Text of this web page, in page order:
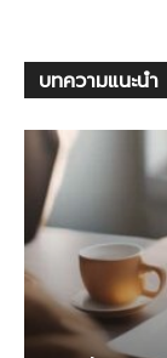
บทความแนะนำ